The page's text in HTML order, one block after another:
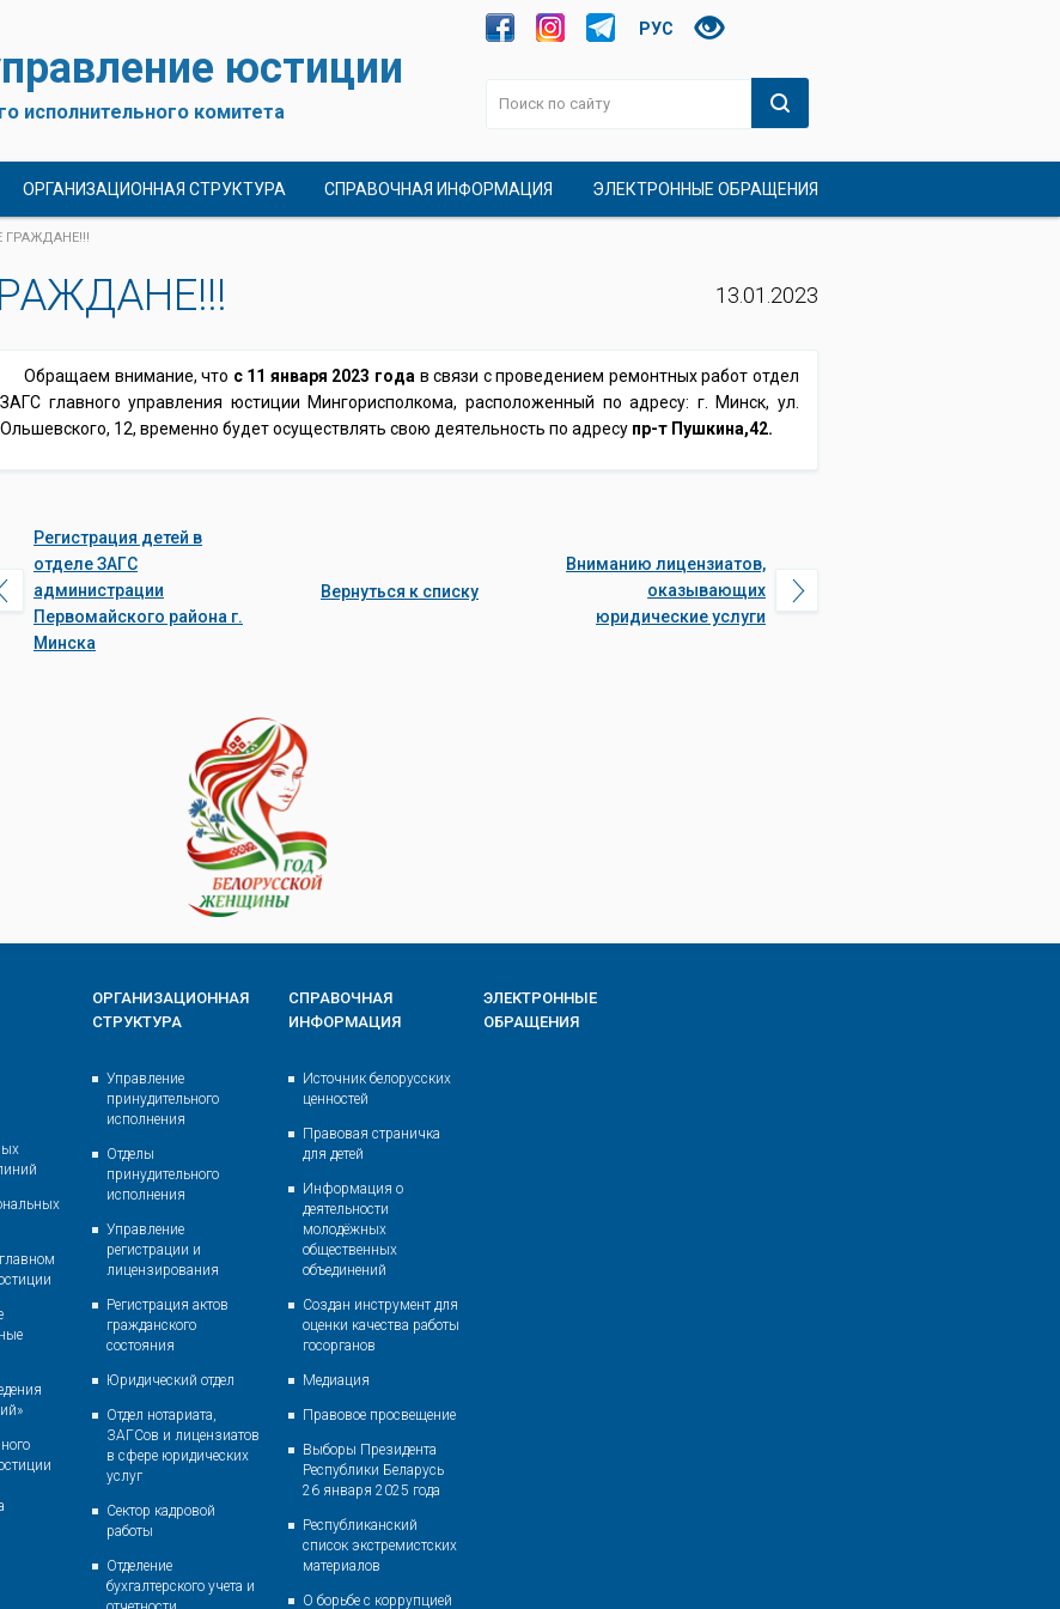
юстиции
исполнительного комитета
РУС
ОРГАНИЗАЦИОННАЯ СТРУКТУРА СПРАВОЧНАЯ ИНФОРМАЦИЯ ЭЛЕКТРОННЫЕ ОБРАЩЕНИЯ
13.01.2023
Обращаем внимание, что с 11 января 2023 года в связи с проведением ремонтных работ отдел
ЗАГС главного управления юстиции Мингорисполкома, расположенный по адресу: г. Минск, ул.
Ольшевского, 12, временно будет осуществлять свою деятельность по адресу пр-т Пушкина,42.
Регистрация детей в
отделе ЗАГС
администрации
Первомайского района г.
Минска
Вернуться к списку
Вниманию лицензиатов,
оказывающих
юридические услуги
ОРГАНИЗАЦИОННАЯ
СТРУКТУРА
Управление
принудительного
исполнения
Отделы
принудительного
исполнения
Управление
регистрации и
лицензирования
Регистрация актов
гражданского
состояния
Юридический отдел
Отдел нотариата,
ЗАГСов и лицензиатов
в сфере юридических
услуг
Сектор кадровой
работы
Отделение
бухгалтерского учета и
СПРАВОЧНАЯ
ИНФОРМАЦИЯ
Источник белорусских
ценностей
Правовая страничка
для детей
Информация о
деятельности
молодёжных
общественных
объединений
Создан инструмент для
оценки качества работы
госорганов
Медиация
Правовое просвещение
Выборы Президента
Республики Беларусь
26 января 2025 года
Республиканский
список экстремистских
материалов
О борьбе с коррупцией
ЭЛЕКТРОННЫЕ
ОБРАЩЕНИЯ